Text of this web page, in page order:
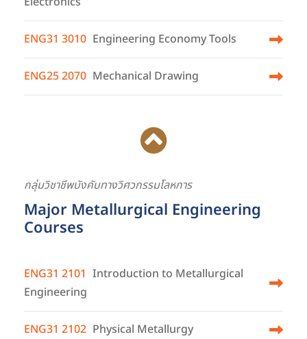
ENG31 3010 Engineering Economy Tools
ENG25 2070 Mechanical Drawing
กลุ่มวิชาชีพบังคับทางวิศวกรรมโลหการ
Major Metallurgical Engineering
Courses
ENG31 2101 Introduction to Metallurgical
Engineering
ENG31 2102 Physical Metallurgy